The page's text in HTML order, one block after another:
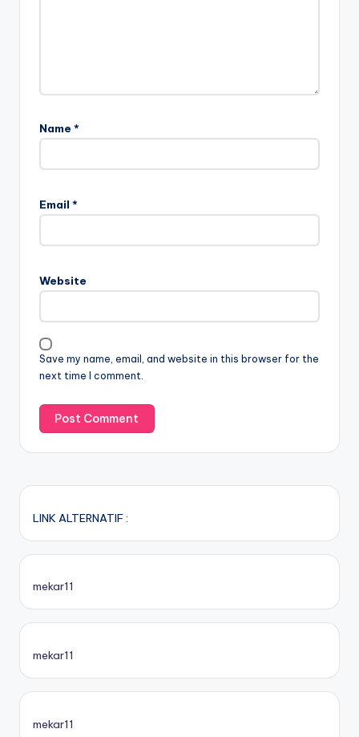
Name *
Email *
Website
Save my name, email, and website in this browser for the
next time I comment.
LINK ALTERNATIF :
mekar11
mekar11
mekar11